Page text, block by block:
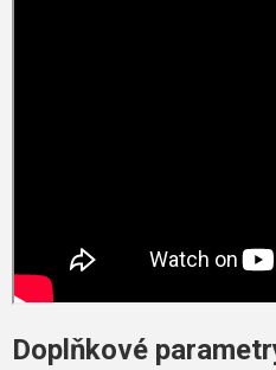
Doplňkové